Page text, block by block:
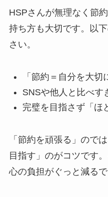
HSPさんが無理なく節
持ち方も大切です。以
さい。
「節約＝自分を大
SNSや他人と比べす
完璧を目指さず「ほ
「節約を頑張る」ので
目指す」のがコツです
心の負担がぐっと減るで